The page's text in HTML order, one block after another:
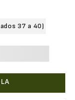
37 a 40)